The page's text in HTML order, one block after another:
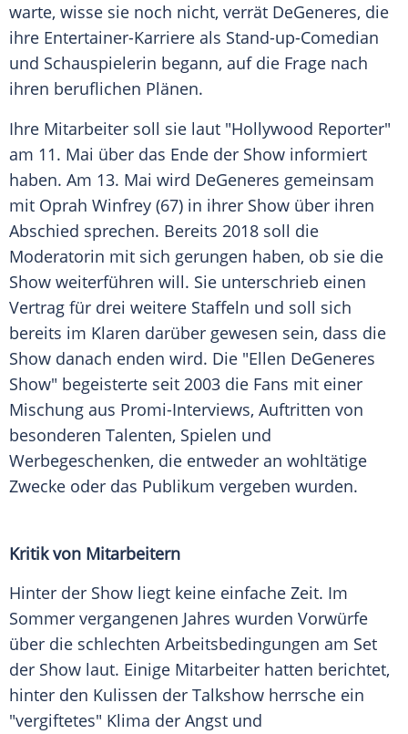
warte, wisse sie noch nicht, verrät DeGeneres, die
ihre Entertainer-Karriere als Stand-up-Comedian
und Schauspielerin begann, auf die Frage nach
ihren beruflichen Plänen.
Ihre Mitarbeiter soll sie laut "Hollywood Reporter"
am 11. Mai über das Ende der Show informiert
haben. Am 13. Mai wird DeGeneres gemeinsam
mit Oprah Winfrey (67) in ihrer Show über ihren
Abschied sprechen. Bereits 2018 soll die
Moderatorin mit sich gerungen haben, ob sie die
Show weiterführen will. Sie unterschrieb einen
Vertrag für drei weitere Staffeln und soll sich
bereits im Klaren darüber gewesen sein, dass die
Show danach enden wird. Die "Ellen DeGeneres
Show" begeisterte seit 2003 die Fans mit einer
Mischung aus Promi-Interviews, Auftritten von
besonderen Talenten, Spielen und
Werbegeschenken, die entweder an wohltätige
Zwecke oder das Publikum vergeben wurden.
Kritik von Mitarbeitern
Hinter der Show liegt keine einfache Zeit. Im
Sommer vergangenen Jahres wurden Vorwürfe
über die schlechten Arbeitsbedingungen am Set
der Show laut. Einige Mitarbeiter hatten berichtet,
hinter den Kulissen der Talkshow herrsche ein
"vergiftetes" Klima der Angst und